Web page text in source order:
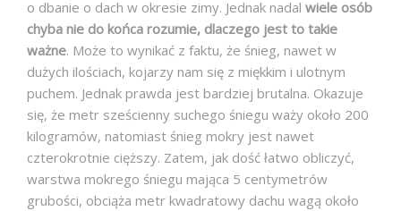
o dbanie o dach w okresie zimy. Jednak nadal wiele osób
chyba nie do końca rozumie, dlaczego jest to takie
ważne. Może to wynikać z faktu, że śnieg, nawet w
dużych ilościach, kojarzy nam się z miękkim i ulotnym
puchem. Jednak prawda jest bardziej brutalna. Okazuje
się, że metr sześcienny suchego śniegu waży około 200
kilogramów, natomiast śnieg mokry jest nawet
czterokrotnie cięższy. Zatem, jak dość łatwo obliczyć,
warstwa mokrego śniegu mająca 5 centymetrów
grubości, obciąża metr kwadratowy dachu wagą około